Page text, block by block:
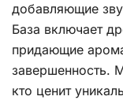
добавляющие
База включает
придающие
завершенность.
кто ценит